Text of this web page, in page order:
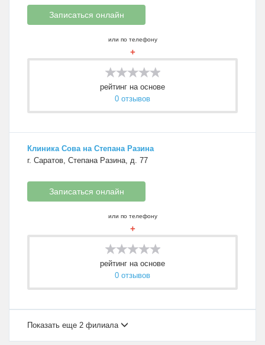
Записаться онлайн
или по телефону
+
рейтинг на основе
0 отзывов
Клиника Сова на Степана Разина
г. Саратов, Степана Разина, д. 77
Записаться онлайн
или по телефону
+
рейтинг на основе
0 отзывов
Показать еще 2 филиала